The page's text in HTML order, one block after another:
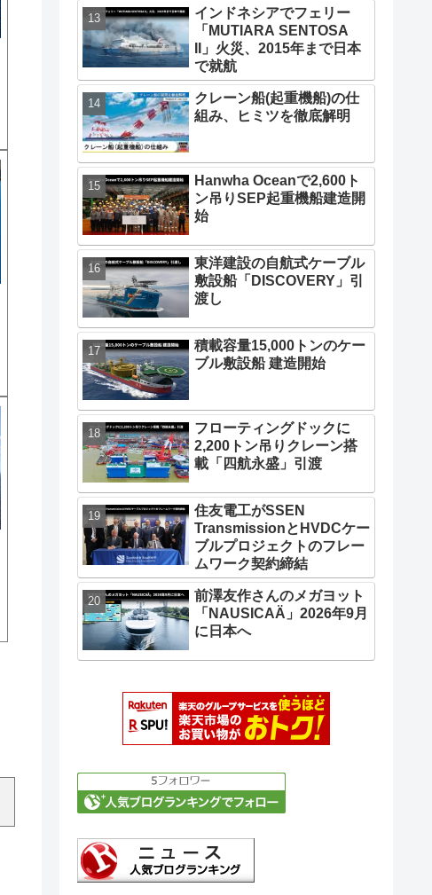
インドネシアでフェリー
「MUTIARA SENTOSA
II」火災、2015年まで日本
で就航
クレーン船(起重機船)の仕
組み、ヒミツを徹底解明
Hanwha Oceanで2,600ト
ン吊りSEP起重機船建造開
始
東洋建設の自航式ケーブル
敷設船「DISCOVERY」引
渡し
積載容量15,000トンのケー
ブル敷設船 建造開始
フローティングドックに
2,200トン吊りクレーン搭
載「四航永盛」引渡
住友電工がSSEN
TransmissionとHVDCケー
ブルプロジェクトのフレー
ムワーク契約締結
前澤友作さんのメガヨット
「NAUSICAÄ」2026年9月
に日本へ